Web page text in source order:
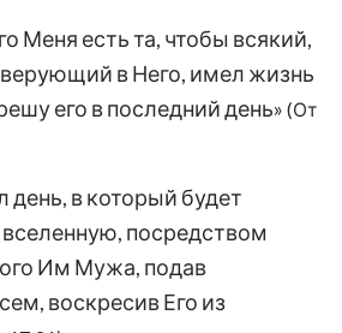
Меня есть та, чтобы всякий,
в Него, имел жизнь
его в последний день» (От
день, в который будет
посредством
Им Мужа, подав
воскресив Его из